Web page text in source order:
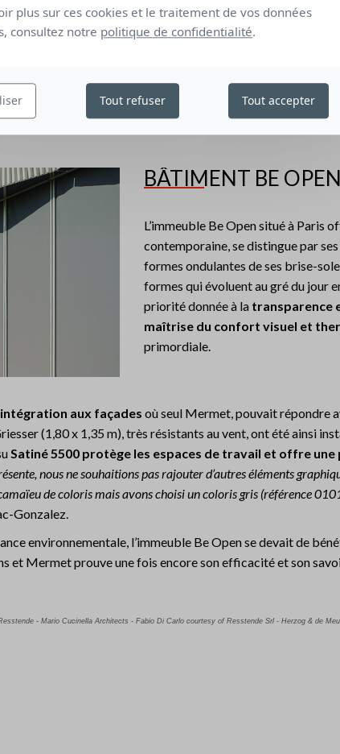
la chaleur,
nettesur ce quartier chargé d’histoire dont
de fenêtres trapézoïdales représentaient une
Resstende, équipés du tissu Satiné 5500
coloris
BÂTIMENT BE OPEN
L’immeuble Be Open situé à Paris
contemporaine, se distingue par
formes ondulantes de ses brise-
formes qui évoluent au gré du jour
priorité donnée à la transparence
maîtrise du confort visuel et
primordiale.
aux façades où seul Mermet, pouvait répondre
(1,80 x 1,35 m), très résistants au vent, ont été ainsi
Satiné 5500 protège les espaces de travail et offre
nous ne souhaitions pas rajouter d’autres éléments
de coloris mais avons choisi un coloris gris (référence
Gonzalez.
environnementale, l’immeuble Be Open se devait de
et Mermet prouve une fois encore son efficacité et son
- Mario Cucinella Architects - Fabio Di Carlo courtesy of Resstende Srl - Herzog & de
plus sur ces cookies et le traitement de vos données
consultez notre politique de confidentialité.
Tout refuser Tout accepter